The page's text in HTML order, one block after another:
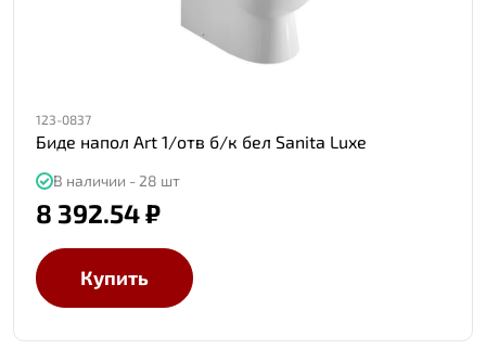
123-0837
Биде напол Art 1/отв б/к бел Sanita Luxe
В наличии - 28 шт
8 392.54 ₽
Купить